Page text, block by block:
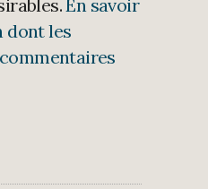
En savoir
dont les